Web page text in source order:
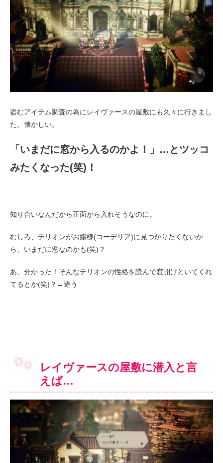
盗むアイテム調査の為にレイヴァースの屋敷にも久々に行きまし
た。懐かしい。
「いまだに窓から入るのかよ！」…とツッコ
みたくなった(笑)！
知り合いなんだから正面から入れそうなのに。
むしろ、テリオンがお嬢様(コーデリア)に見つかりたくないか
ら、いまだに窓なのかも(笑)？
あ、分かった！そんなテリオンの性格を読んで窓開けといてくれ
てるとか(笑)？←違う
レイヴァースの屋敷に潜入と言
えば…